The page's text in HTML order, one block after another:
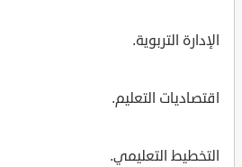
الإدارة التربوية.
اقتصاديات التعليم.
التخطيط التعليمي.